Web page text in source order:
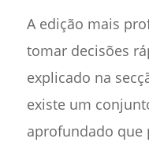
A edição mais
tomar decisões
explicado na
existe um
aprofundado que